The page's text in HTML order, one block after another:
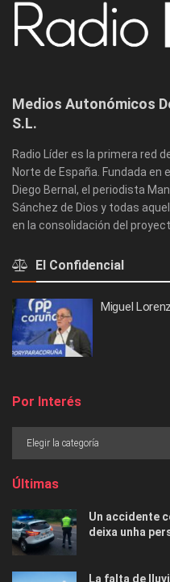
Medios Autonómicos
S.L.
Radio Líder es la primera red
Norte de España. Fundada
Diego Bernal, el periodista
Sánchez de Dios y todas
en la consolidación del
El Confidencial
Miguel
Por Interés
Últimas
Un accidente
deixa unha
La falta de